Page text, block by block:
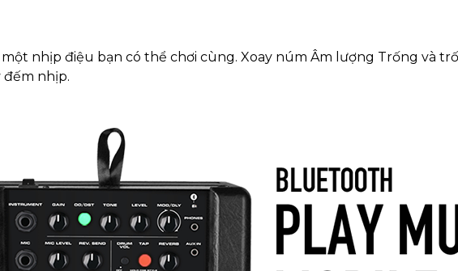
nhịp điệu bạn có thể chơi cùng. Xoay núm Âm lượng Trống và
đếm nhịp.